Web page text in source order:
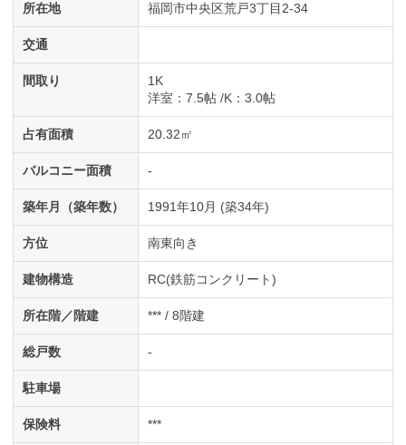
所在地 福岡市中央区荒戸3丁目2-34
交通
間取り
1K
洋室 ：7.5帖 K ：3.0帖
占有面積 20.32㎡
バルコニー面積 -
築年月（築年数） 1991年10月 (築34年)
方位 南東向き
建物構造 RC(鉄筋コンクリート)
所在階／階建 *** / 8階建
総戸数 -
駐車場
保険料 ***